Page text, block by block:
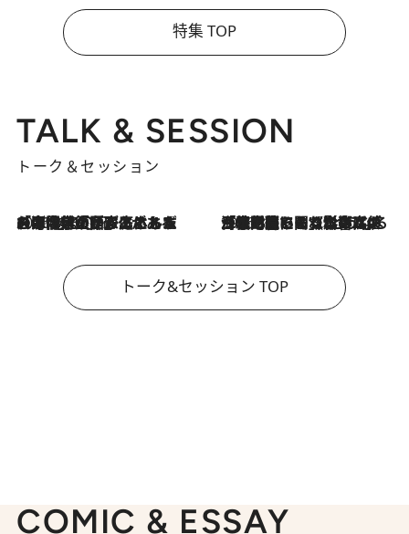
特集 TOP
TALK & SESSION
トーク＆セッション
2026.8.3
「今後値上げがあるとすれば…」「リスクがあるのは今年の冬」エネルギー専門家が語る、ホルムズ海峡封鎖が家庭にもたらす“ある心配” 2026.8.3
「住宅建てられない…」「サーチャージ料の高値が続いている」ホルムズ海峡封鎖による影響はいつまで続く？《エネルギー専門家に聞く“どうなる日本の暮らし”》
トーク&セッション TOP
COMIC & ESSAY